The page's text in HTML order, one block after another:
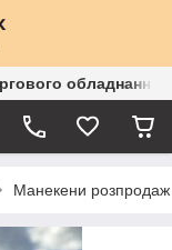
обладнання
Манекени розпродаж